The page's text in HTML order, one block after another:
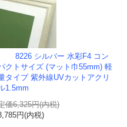
8226 シルバー 水彩F4 コン
クトサイズ (マット巾55mm) 軽
タイプ 紫外線UVカットアクリ
1.5mm
価6,325円(内税)
円(内税)